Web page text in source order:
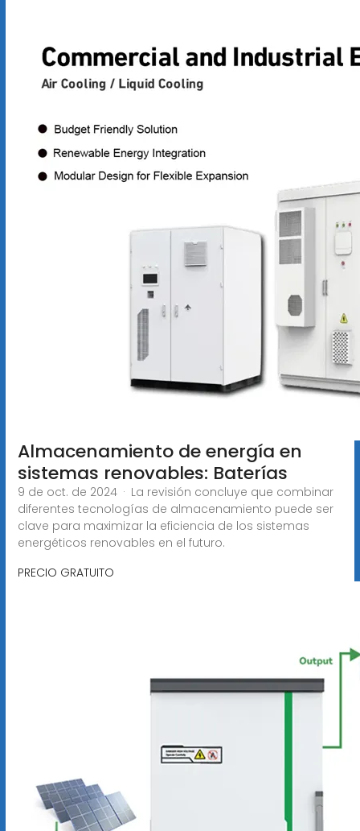
Almacenamiento de energía en
sistemas renovables: Baterías
9 de oct. de 2024 · La revisión concluye que combinar
diferentes tecnologías de almacenamiento puede ser
clave para maximizar la eficiencia de los sistemas
energéticos renovables en el futuro.
PRECIO GRATUITO